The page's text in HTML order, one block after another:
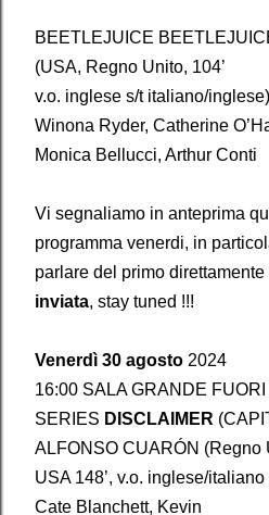
BEETLEJUICE
(USA, Regno Unito, 104’
v.o. inglese s/t italiano/
Winona Ryder, Catherine
Monica Bellucci, Arthur Conti
Vi segnaliamo in anteprima
programma venerdi, in
parlare del primo
inviata, stay tuned !!!
Venerdì 30 agosto 2024
16:00 SALA GRANDE
SERIES DISCLAIMER
ALFONSO CUARÓN (Regno
USA 148’, v.o. inglese/
Cate Blanchett, Kevin